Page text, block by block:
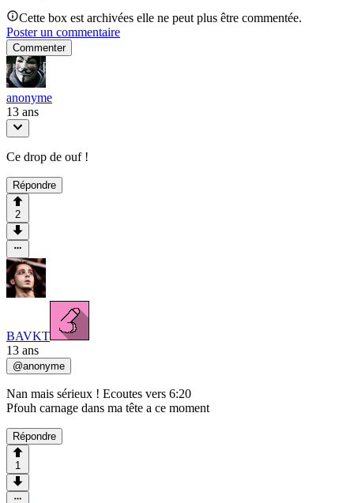
Cette box est archivées elle ne peut plus être commentée.
Poster un commentaire
Commenter
anonyme
13 ans
Ce drop de ouf !
Répondre
2
BAVKT
13 ans
@anonyme
Nan mais sérieux ! Ecoutes vers 6:20
Pfouh carnage dans ma tête a ce moment
Répondre
1